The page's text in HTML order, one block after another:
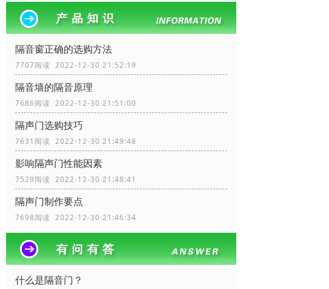
隔音窗正确的选购方法
7707阅读 2022-12-30 21:52:19
隔音墙的隔音原理
7686阅读 2022-12-30 21:51:00
隔声门选购技巧
7631阅读 2022-12-30 21:49:48
影响隔声门性能因素
7529阅读 2022-12-30 21:48:41
隔声门制作要点
7698阅读 2022-12-30 21:46:34
什么是隔音门？